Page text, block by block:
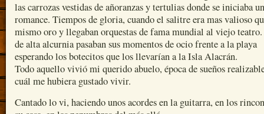
las carrozas vestidas de añoranzas y tertulias donde se iniciaba un
romance. Tiempos de gloria, cuando el salitre era mas valioso
mismo oro y llegaban orquestas de fama mundial al viejo
de alta alcurnia pasaban sus momentos de ocio frente a la playa
esperando los botecitos que los llevarían a la Isla Alacrán.
Todo aquello vivió mi querido abuelo, época de sueños
cuál me hubiera gustado vivir.
Cantado lo vi, haciendo unos acordes en la guitarra, en los